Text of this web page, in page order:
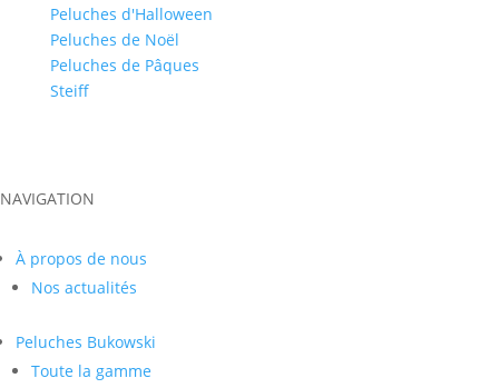
Peluches d'Halloween
Peluches de Noël
Peluches de Pâques
Steiff
NAVIGATION
À propos de nous
Nos actualités
Peluches Bukowski
Toute la gamme